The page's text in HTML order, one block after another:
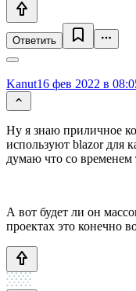
Ответить
Kanut16 фев 2022 в
Ну я знаю приличное
используют blazor для
думаю что со
А вот будет ли он
проектах это конечно